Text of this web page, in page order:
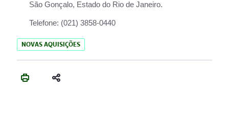
São Gonçalo, Estado do Rio de Janeiro.
Telefone: (021) 3858-0440
NOVAS AQUISIÇÕES